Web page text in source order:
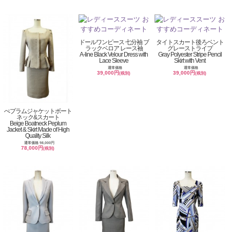
ぺプラムジャケットボート
ネック&スカート
Beige Boatneck Peplum
Jacket & Skirt Made of High
Quality Silk
通常価格 98,000円
78,000円(税別)
ドールワンピース 七分袖 ブ
ラックベロア レース袖
A-line Black Velour Dress with
Lace Sleeve
通常価格
39,000円(税別)
タイトスカート後ろベント
グレーストライプ
Gray Polyester Stripe Pencil
Skirt with Vent
通常価格
39,000円(税別)